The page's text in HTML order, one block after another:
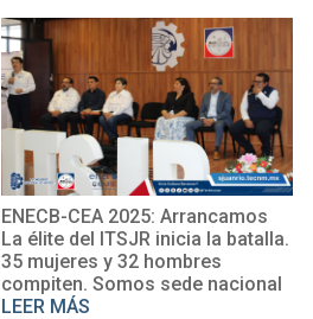
ENECB-CEA 2025: Arrancamos
La élite del ITSJR inicia la batalla.
35 mujeres y 32 hombres
compiten. Somos sede nacional
LEER MÁS